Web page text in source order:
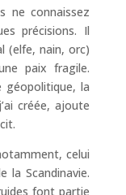
ne connaissez
précisions. Il
(elfe, nain, orc)
paix fragile.
la
créée, ajoute
celui
la Scandinavie.
font partie